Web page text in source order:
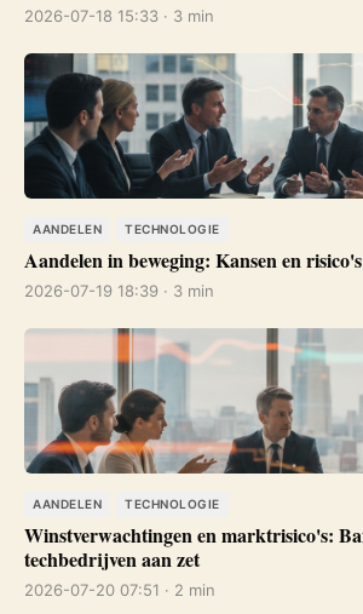
2026-07-18 15:33 · 3 min
AANDELEN TECHNOLOGIE
Aandelen in beweging: Kansen en
2026-07-19 18:39 · 3 min
AANDELEN TECHNOLOGIE
Winstverwachtingen en marktrisico's:
techbedrijven aan zet
2026-07-20 07:51 · 2 min